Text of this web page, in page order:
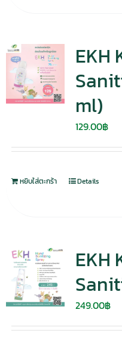
EKH
ml)
129.00฿
หยิบใส่ตะกร้า Details
EKH
249.00฿